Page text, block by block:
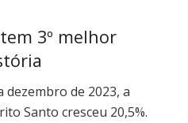
3º melhor
de 2023, a
Santo cresceu 20,5%.